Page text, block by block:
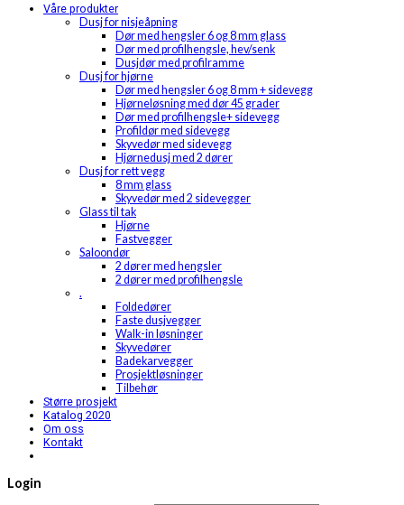
Våre produkter
Dusj for nisjeåpning
Dør med hengsler 6 og 8 mm glass
Dør med profilhengsle, hev/senk
Dusjdør med profilramme
Dusj for hjørne
Dør med hengsler 6 og 8 mm + sidevegg
Hjørneløsning med dør 45 grader
Dør med profilhengsle+ sidevegg
Profildør med sidevegg
Skyvedør med sidevegg
Hjørnedusj med 2 dører
Dusj for rett vegg
8 mm glass
Skyvedør med 2 sidevegger
Glass til tak
Hjørne
Fastvegger
Saloondør
2 dører med hengsler
2 dører med profilhengsle
.
Foldedører
Faste dusjvegger
Walk-in løsninger
Skyvedører
Badekarvegger
Prosjektløsninger
Tilbehør
Større prosjekt
Katalog 2020
Om oss
Kontakt
Login